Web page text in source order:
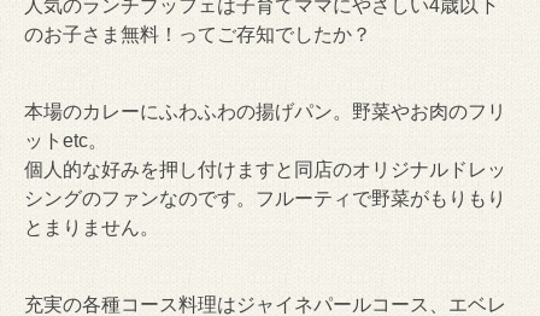
人気のランチブッフェは子育てママにやさしい4歳以下
のお子さま無料！ってご存知でしたか？
本場のカレーにふわふわの揚げパン。野菜やお肉のフリ
ットetc。
個人的な好みを押し付けますと同店のオリジナルドレッ
シングのファンなのです。フルーティで野菜がもりもり
とまりません。
充実の各種コース料理はジャイネパールコース、エベレ